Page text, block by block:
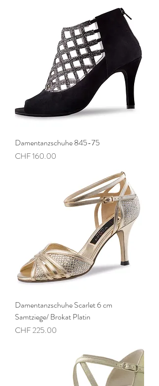
Damentanzschuhe 845-75
Preis
CHF 160.00
Damentanzschuhe Scarlet 6 cm
Samtziege/ Brokat Platin
Preis
CHF 225.00